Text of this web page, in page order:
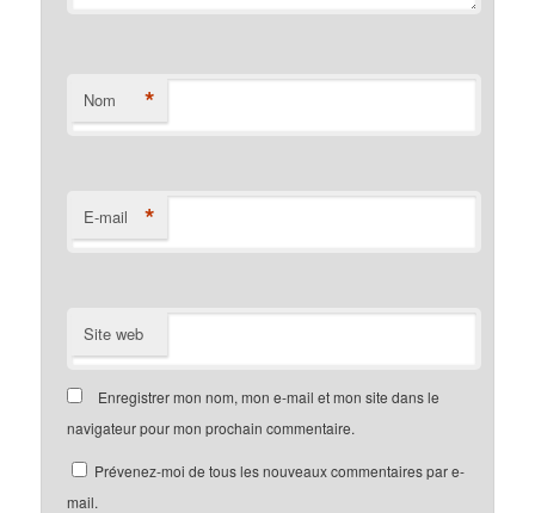
Nom *
E-mail *
Site web
Enregistrer mon nom, mon e-mail et mon site dans le
navigateur pour mon prochain commentaire.
Prévenez-moi de tous les nouveaux commentaires par e-
mail.